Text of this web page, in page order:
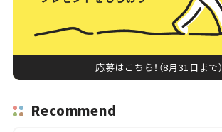
応募はこちら！（8月31日まで）
Recommend